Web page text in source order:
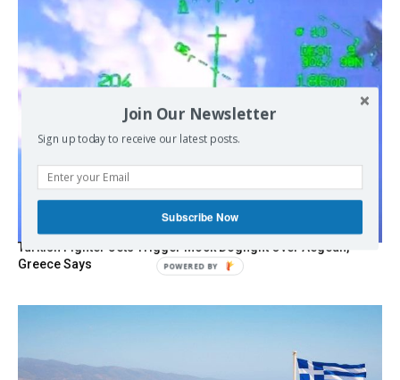
Turkish Fighter Jets Trigger Mock Dogfight Over Aegean,
Greece Says
Join Our Newsletter
Sign up today to receive our latest posts.
Subscribe Now
POWERED